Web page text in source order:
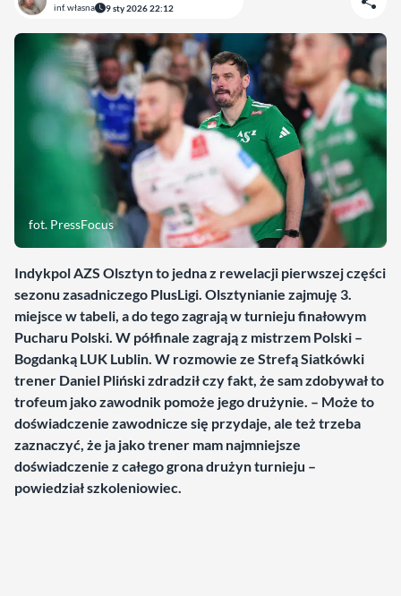
inf. własna 9 sty 2026 22:12
fot. PressFocus
Indykpol AZS Olsztyn to jedna z rewelacji pierwszej części
sezonu zasadniczego PlusLigi. Olsztynianie zajmuję 3.
miejsce w tabeli, a do tego zagrają w turnieju finałowym
Pucharu Polski. W półfinale zagrają z mistrzem Polski –
Bogdanką LUK Lublin. W rozmowie ze Strefą Siatkówki
trener Daniel Pliński zdradził czy fakt, że sam zdobywał to
trofeum jako zawodnik pomoże jego drużynie. – Może to
doświadczenie zawodnicze się przydaje, ale też trzeba
zaznaczyć, że ja jako trener mam najmniejsze
doświadczenie z całego grona drużyn turnieju –
powiedział szkoleniowiec.